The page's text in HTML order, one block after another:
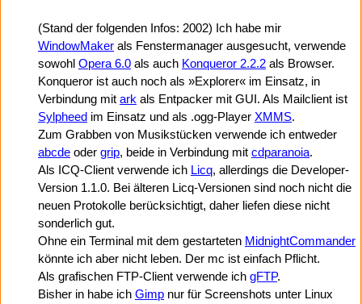
(Stand der folgenden Infos: 2002) Ich habe mir
WindowMaker als Fenstermanager ausgesucht, verwende
sowohl Opera 6.0 als auch Konqueror 2.2.2 als Browser.
Konqueror ist auch noch als »Explorer« im Einsatz, in
Verbindung mit ark als Entpacker mit GUI. Als Mailclient ist
Sylpheed im Einsatz und als .ogg-Player XMMS.
Zum Grabben von Musikstücken verwende ich entweder
abcde oder grip, beide in Verbindung mit cdparanoia.
Als ICQ-Client verwende ich Licq, allerdings die Developer-
Version 1.1.0. Bei älteren Licq-Versionen sind noch nicht die
neuen Protokolle berücksichtigt, daher liefen diese nicht
sonderlich gut.
Ohne ein Terminal mit dem gestarteten MidnightCommander
könnte ich aber nicht leben. Der mc ist einfach Pflicht.
Als grafischen FTP-Client verwende ich gFTP.
Bisher in habe ich Gimp nur für Screenshots unter Linux